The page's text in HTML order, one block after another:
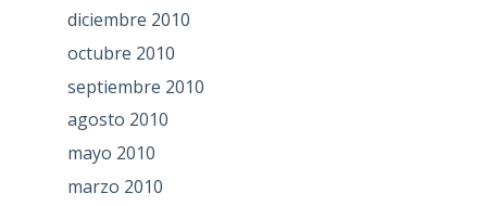
diciembre 2010
octubre 2010
septiembre 2010
agosto 2010
mayo 2010
marzo 2010